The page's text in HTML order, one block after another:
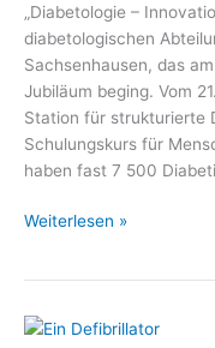
„Diabetologie –
diabetologischen
Sachsenhausen, das
Jubiläum beging. Vom
Station für strukturierte
Schulungskurs für
haben fast 7 500
Telefonaktion
Jubiläum
Weiterlesen »